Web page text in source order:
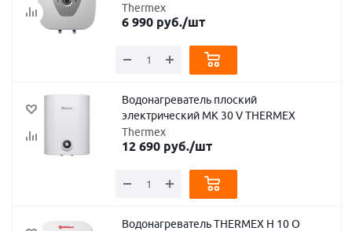
Thermex
6 990руб./шт
Водонагреватель плоский
электрический MK 30 V THERMEX
Thermex
12 690руб./шт
Водонагреватель THERMEX H 10 O